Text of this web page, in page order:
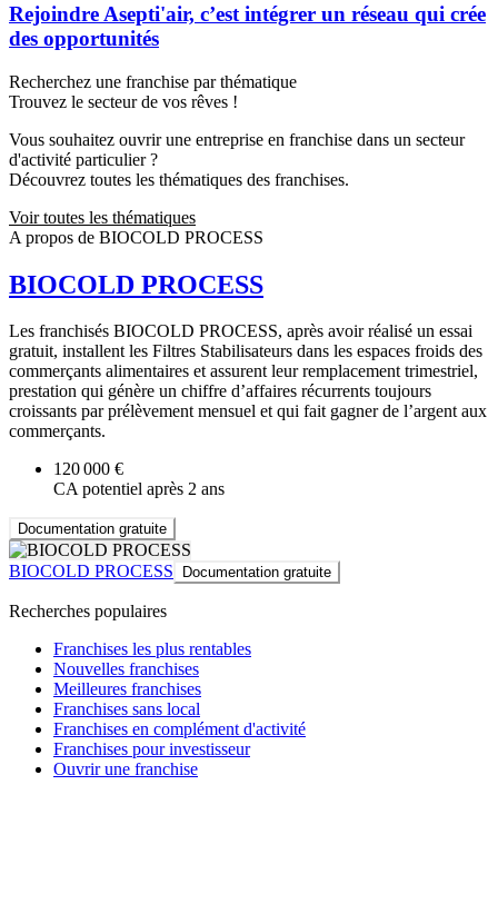
Rejoindre Asepti'air, c’est intégrer un réseau qui crée
des opportunités
Recherchez une franchise par thématique
Trouvez le secteur de vos rêves !
Vous souhaitez ouvrir une entreprise en franchise dans un secteur
d'activité particulier ?
Découvrez toutes les thématiques des franchises.
Voir toutes les thématiques
A propos de BIOCOLD PROCESS
BIOCOLD PROCESS
Les franchisés BIOCOLD PROCESS, après avoir réalisé un essai
gratuit, installent les Filtres Stabilisateurs dans les espaces froids des
commerçants alimentaires et assurent leur remplacement trimestriel,
prestation qui génère un chiffre d’affaires récurrents toujours
croissants par prélèvement mensuel et qui fait gagner de l’argent aux
commerçants.
120 000 €
CA potentiel après 2 ans
Documentation gratuite
BIOCOLD PROCESS Documentation gratuite
Recherches populaires
Franchises les plus rentables
Nouvelles franchises
Meilleures franchises
Franchises sans local
Franchises en complément d'activité
Franchises pour investisseur
Ouvrir une franchise